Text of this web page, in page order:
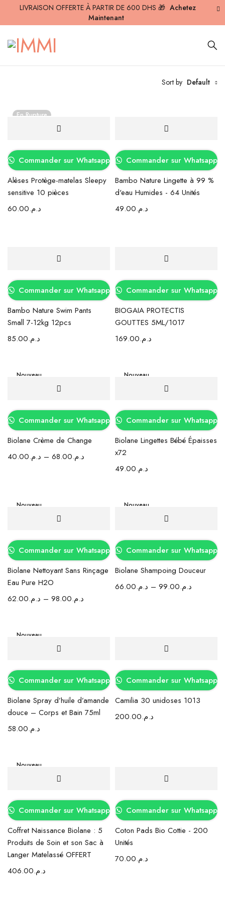
LIVRAISON OFFERTE À PARTIR DE 600 DHS 🎁 Achetez
Maintenant
Sort by Default
En Rupture
Commander sur Whatsapp
Alèses Protège-matelas Sleepy
sensitive 10 pièces
د.م.60.00
Commander sur Whatsapp
Bambo Nature Lingette à 99 %
d'eau Humides - 64 Unités
د.م.49.00
Commander sur Whatsapp
Bambo Nature Swim Pants
Small 7-12kg 12pcs
د.م.85.00
Commander sur Whatsapp
BIOGAIA PROTECTIS
GOUTTES 5ML/1017
د.م.169.00
Nouveau
Commander sur Whatsapp
Biolane Crème de Change
د.م.40.00 – د.م.68.00
Nouveau
Commander sur Whatsapp
Biolane Lingettes Bébé Épaisses
x72
د.م.49.00
Nouveau
Commander sur Whatsapp
Biolane Nettoyant Sans Rinçage
Eau Pure H2O
د.م.62.00 – د.م.98.00
Nouveau
Commander sur Whatsapp
Biolane Shampoing Douceur
د.م.66.00 – د.م.99.00
Nouveau
Commander sur Whatsapp
Biolane Spray d’huile d’amande
douce – Corps et Bain 75ml
د.م.58.00
Commander sur Whatsapp
Camilia 30 unidoses 1013
د.م.200.00
Nouveau
Commander sur Whatsapp
Coffret Naissance Biolane : 5
Produits de Soin et son Sac à
Langer Matelassé OFFERT
د.م.406.00
Commander sur Whatsapp
Coton Pads Bio Cottie - 200
Unités
د.م.70.00